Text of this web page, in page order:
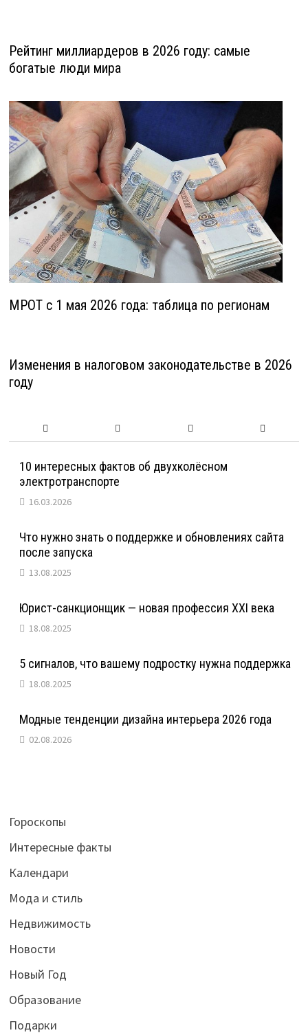
Рейтинг миллиардеров в 2026 году: самые
богатые люди мира
МРОТ с 1 мая 2026 года: таблица по регионам
Изменения в налоговом законодательстве в 2026
году
10 интересных фактов об двухколёсном
электротранспорте
16.03.2026
Что нужно знать о поддержке и обновлениях сайта
после запуска
13.08.2025
Юрист-санкционщик — новая профессия XXI века
18.08.2025
5 сигналов, что вашему подростку нужна поддержка
18.08.2025
Модные тенденции дизайна интерьера 2026 года
02.08.2026
Гороскопы
Интересные факты
Календари
Мода и стиль
Недвижимость
Новости
Новый Год
Образование
Подарки